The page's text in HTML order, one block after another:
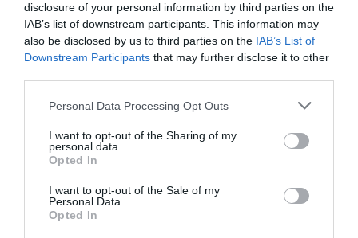
disclosure of your personal information by third parties on the
IAB’s list of downstream participants. This information may
also be disclosed by us to third parties on the IAB’s List of
Downstream Participants that may further disclose it to other
Please note that this website/app uses one or more Google
not limited to your visit or usage behaviour. You may click to
grant or deny consent to Google and its third-party tags to
use your data for below specified purposes in below Google
consent section.
Personal Data Processing Opt Outs
I want to opt-out of the Sharing of my
personal data.
Opted In
I want to opt-out of the Sale of my
Personal Data.
Opted In